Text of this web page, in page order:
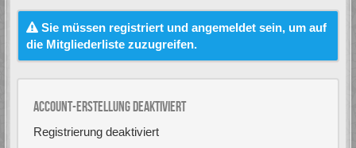
Sie müssen registriert und angemeldet sein, um auf
die Mitgliederliste zuzugreifen.
Account-Erstellung deaktiviert
Registrierung deaktiviert